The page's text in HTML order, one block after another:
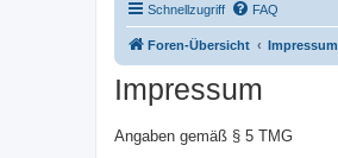
Schnellzugriff FAQ
Foren-Übersicht Impressum
Impressum
Angaben gemäß § 5 TMG